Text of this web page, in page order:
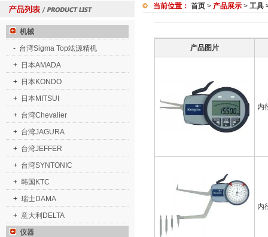
机械
- 台湾Sigma Top竑源精机
+ 日本AMADA
+ 日本KONDO
+ 日本MITSUI
+ 台湾Chevalier
+ 台湾JAGURA
+ 台湾JEFFER
+ 台湾SYNTONIC
+ 韩国KTC
+ 瑞士DAMA
+ 意大利DELTA
仪器
当前位置： 首页 > 产品展示 > 工具
产品图片
内
内